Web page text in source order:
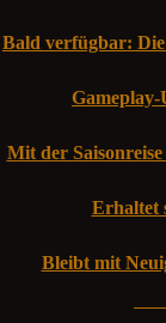
Bald verfügbar:
Gameplay-
Mit der
Erhaltet
Bleibt mit